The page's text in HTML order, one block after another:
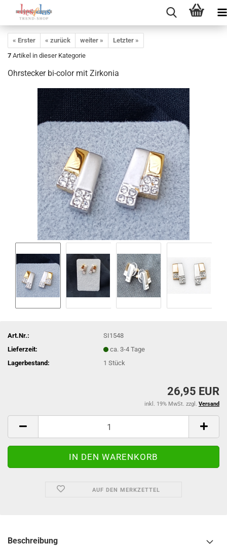
« Erster « zurück weiter »
Letzter »
7 Artikel in dieser Kategorie
Ohrstecker bi-color mit Zirkonia
Art.Nr.:
SI1548
Lieferzeit:
ca. 3-4 Tage
Lagerbestand:
1Stück
26,95 EUR
inkl. 19% MwSt. zzgl. Versand
AUF DEN MERKZETTEL
Beschreibung